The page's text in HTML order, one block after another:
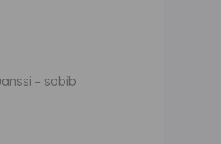
– sobib